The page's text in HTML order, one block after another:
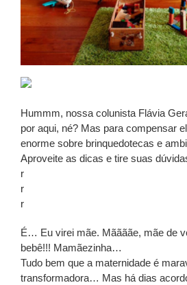
Hummm, nossa colunista Flávia
por aqui, né? Mas para compensar
enorme sobre brinquedotecas e
Aproveite as dicas e tire suas
r
r
r
É… Eu virei mãe. Mããããe, mãe de
bebê!!! Mamãezinha…
Tudo bem que a maternidade é
transformadora… Mas há dias